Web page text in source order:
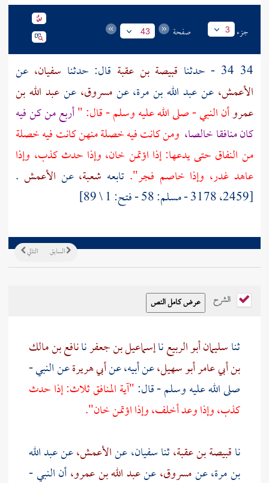
جزء 3 صفحة 43
34 34 - حدثنا قبيصة بن عقبة قال: حدثنا سفيان، عن
الأعمش،عنعبد الله بن مرة،عنمسروق،عنعبد الله بن
عمروأن النبي - صلى الله عليه وسلم - قال: "أربع من كن فيه
كان منافقا خالصا، ومن كانت فيه خصلة منهن كانت فيه خصلة
من النفاق حتى يدعها: إذا اؤتمن خان، وإذا حدث كذب، وإذا
عاهد غدر، وإذا خاصم فجر". تابعه شعبة،عن الأعمش .
[2459، 3178 - مسلم: 58 - فتح: 1 \ 89]
التالي السابق
الشرح
ثناسليمان أبو الربيعناإسماعيل بن جعفرنانافع بن مالك
بن أبي عامر أبو سهيل،عن أبيه، عنأبي هريرةعن النبي -
صلى الله عليه وسلم - قال:"آية المنافق ثلاث: إذا حدث
كذب، وإذا وعد أخلف، وإذا اؤتمن خان".
ناقبيصة بن عقبة،ثناسفيان،عنالأعمش،عنعبد الله
بن مرة،عنمسروق،عنعبد الله بن عمرو،أن النبي -